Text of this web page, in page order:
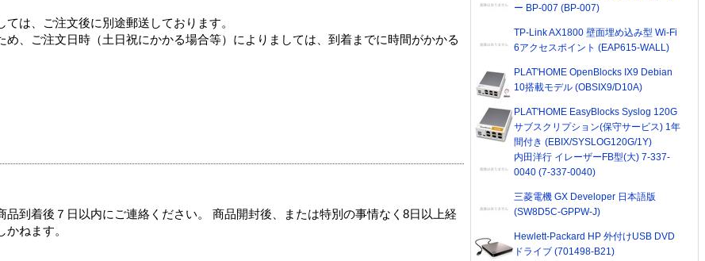
は、ご注文後に別途郵送しております。
め、ご注文日時（土日祝にかかる場合等）によりましては、到着までに時間がかかる
品到着後７日以内にご連絡ください。 商品開封後、または特別の事情なく8日以上経
ねます。
ー BP-007 (BP-007)
TP-Link AX1800 壁面埋め込み型 Wi-Fi
6アクセスポイント (EAP615-WALL)
PLAT'HOME OpenBlocks IX9 Debian
10搭載モデル (OBSIX9/D10A)
PLAT'HOME EasyBlocks Syslog 120G
サブスクリプション(保守サービス) 1年
間付き (EBIX/SYSLOG120G/1Y)
内田洋行 イレーザーFB型(大) 7-337-
0040 (7-337-0040)
三菱電機 GX Developer 日本語版
(SW8D5C-GPPW-J)
Hewlett-Packard HP 外付けUSB DVD
ドライブ (701498-B21)